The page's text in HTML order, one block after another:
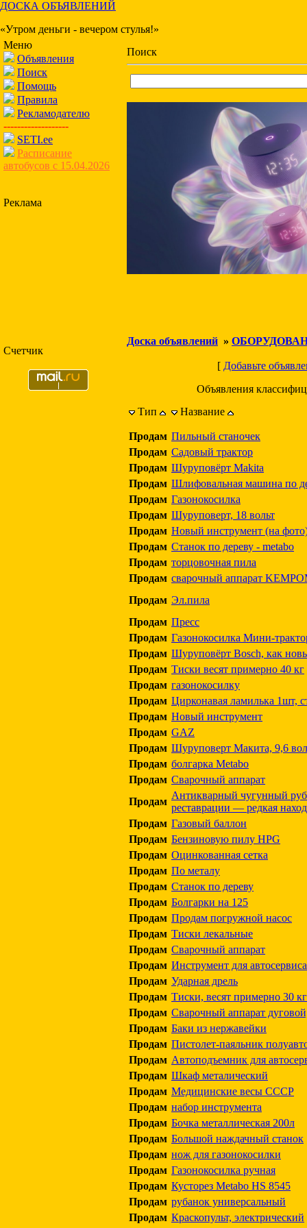
ДОСКА ОБЪЯВЛЕНИЙ
«Утром деньги - вечером стулья!»
Меню
Объявления
Поиск
Помощь
Правила
Рекламодателю
-------------------
SETI.ee
Расписание
автобусов с 15.04.2026
Реклама
Счетчик
Поиск
Доска объявлений »
[ Добавьте
Объявления
Тип
Название
Продам Пильный станочек
Продам Садовый трактор
Продам Шуруповёрт Makita
Продам Шлифовальная машина по
Продам Газонокосилка
Продам Шуруповерт, 18 вольт
Продам Новый инструмент (на
Продам Станок по дереву - metabo
Продам торцовочная пила
Продам сварочный аппарат
Продам Эл.пила
Продам Пресс
Продам Газонокосилка Мини-
Продам Шуруповёрт Bosch, как
Продам Тиски весят примерно 40 кг
Продам газонокосилку
Продам Цирконавая ламилька 1шт,
Продам Новый инструмент
Продам GAZ
Продам Шуруповерт Макита, 9,6
Продам болгарка Metabo
Продам Сварочный аппарат
Продам
Антикварный чугунный
реставрации — редкая
Продам Газовый баллон
Продам Бензиновую пилу HPG
Продам Оцинкованная сетка
Продам По металу
Продам Станок по дереву
Продам Болгарки на 125
Продам Продам погружной насос
Продам Тиски лекальные
Продам Сварочный аппарат
Продам Инструмент для автосервиса
Продам Ударная дрель
Продам Тиски, весят примерно 30 кг
Продам Сварочный аппарат
Продам Баки из нержавейки
Продам Пистолет-паяльник
Продам Автоподъемник для
Продам Шкаф металический
Продам Медицинские весы СССР
Продам набор инструмента
Продам Бочка металлическая 200л
Продам Большой наждачный станок
Продам нож для газонокосилки
Продам Газонокосилка ручная
Продам Кусторез Metabo HS 8545
Продам рубанок универсальный
Продам Краскопульт, электрический